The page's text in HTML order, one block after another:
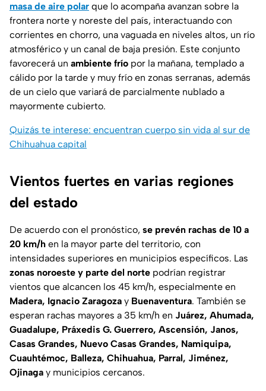
masa de aire polar que lo acompaña avanzan sobre la
frontera norte y noreste del país, interactuando con
corrientes en chorro, una vaguada en niveles altos, un río
atmosférico y un canal de baja presión. Este conjunto
favorecerá un ambiente frío por la mañana, templado a
cálido por la tarde y muy frío en zonas serranas, además
de un cielo que variará de parcialmente nublado a
mayormente cubierto.
Quizás te interese: encuentran cuerpo sin vida al sur de
Chihuahua capital
Vientos fuertes en varias regiones
del estado
De acuerdo con el pronóstico, se prevén rachas de 10 a
20 km/h en la mayor parte del territorio, con
intensidades superiores en municipios específicos. Las
zonas noroeste y parte del norte podrían registrar
vientos que alcancen los 45 km/h, especialmente en
Madera, Ignacio Zaragoza y Buenaventura. También se
esperan rachas mayores a 35 km/h en Juárez, Ahumada,
Guadalupe, Práxedis G. Guerrero, Ascensión, Janos,
Casas Grandes, Nuevo Casas Grandes, Namiquipa,
Cuauhtémoc, Balleza, Chihuahua, Parral, Jiménez,
Ojinaga y municipios cercanos.